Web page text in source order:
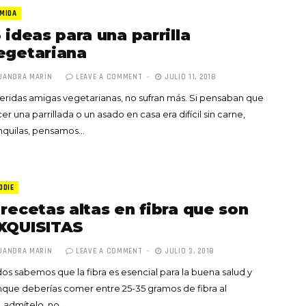
ideas para una parrilla
MARÍN LEAVE A COMMENT JULIO 11, 2018
amigas vegetarianas, no sufran más. Si pensaban que
una parrillada o un asado en casa era difícil sin carne,
pensamos…
altas en fibra que son
MARÍN LEAVE A COMMENT JULIO 3, 2018
sabemos que la fibra es esencial para la buena salud y
deberías comer entre 25-35 gramos de fibra al
el nuevo
de Hendrix y
un himno por la
las mujeres
COMMENT FEBRERO 16, 2023
Totó la Momposina: el
MAYO 21, 2026